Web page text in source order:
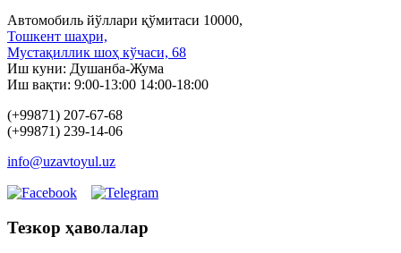
Автомобиль йўллари қўмитаси 10000,
Тошкент шаҳри,
Мустақиллик шоҳ кўчаси, 68
Иш куни: Душанба-Жума
Иш вақти: 9:00-13:00 14:00-18:00
(+99871) 207-67-68
(+99871) 239-14-06
info@uzavtoyul.uz
Тезкор ҳаволалар